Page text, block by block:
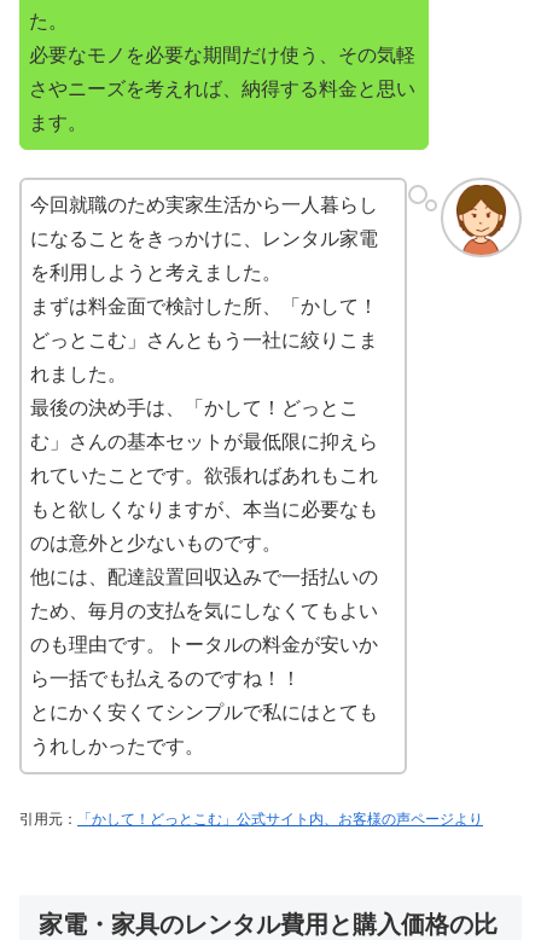
た。
必要なモノを必要な期間だけ使う、その気軽
さやニーズを考えれば、納得する料金と思い
ます。
今回就職のため実家生活から一人暮らし
になることをきっかけに、レンタル家電
を利用しようと考えました。
まずは料金面で検討した所、「かして！
どっとこむ」さんともう一社に絞りこま
れました。
最後の決め手は、「かして！どっとこ
む」さんの基本セットが最低限に抑えら
れていたことです。欲張ればあれもこれ
もと欲しくなりますが、本当に必要なも
のは意外と少ないものです。
他には、配達設置回収込みで一括払いの
ため、毎月の支払を気にしなくてもよい
のも理由です。トータルの料金が安いか
ら一括でも払えるのですね！！
とにかく安くてシンプルで私にはとても
うれしかったです。
引用元： 「かして！どっとこむ」公式サイト内、お客様の声ページより
家電・家具のレンタル費用と購入価格の比